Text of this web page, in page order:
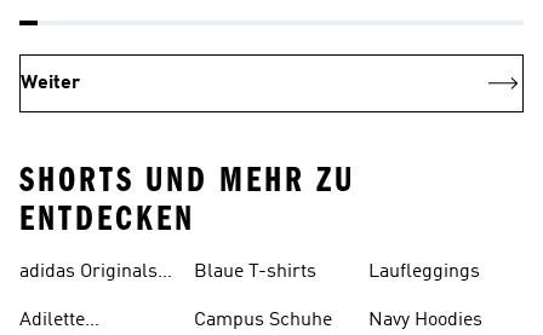
Weiter
SHORTS UND MEHR ZU
ENTDECKEN
adidas Originals
Adilette
Blaue T-shirts
Campus Schuhe
Laufleggings
Navy Hoodies